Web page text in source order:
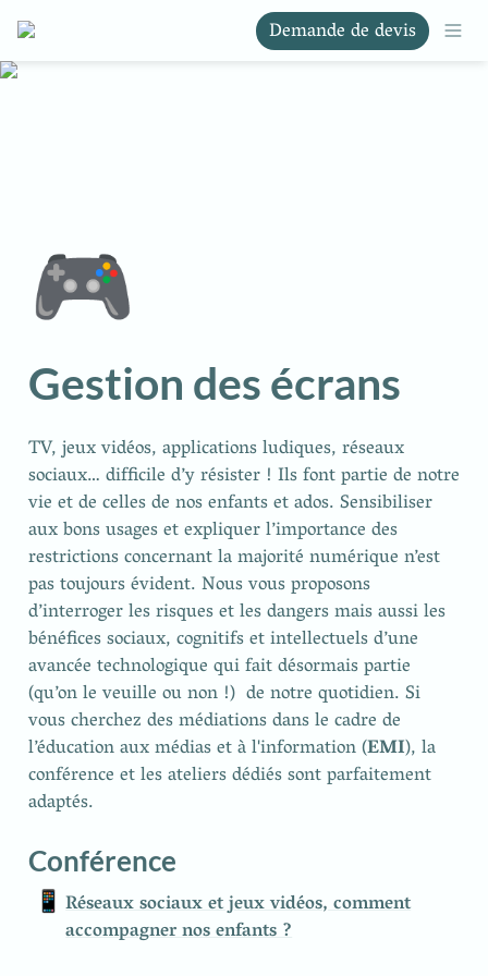
Demande de devis
🎮
Gestion des écrans
TV, jeux vidéos, applications ludiques, réseaux
sociaux… difficile d’y résister ! Ils font partie de notre
vie et de celles de nos enfants et ados. Sensibiliser
aux bons usages et expliquer l’importance des
restrictions concernant la majorité numérique n’est
pas toujours évident. Nous vous proposons
d’interroger les risques et les dangers mais aussi les
bénéfices sociaux, cognitifs et intellectuels d’une
avancée technologique qui fait désormais partie
(qu’on le veuille ou non !)  de notre quotidien. Si
vous cherchez des médiations dans le cadre de
l’éducation aux médias et à l'information (EMI), la
conférence et les ateliers dédiés sont parfaitement
adaptés.
Conférence
📱 Réseaux sociaux et jeux vidéos, comment
accompagner nos enfants ?